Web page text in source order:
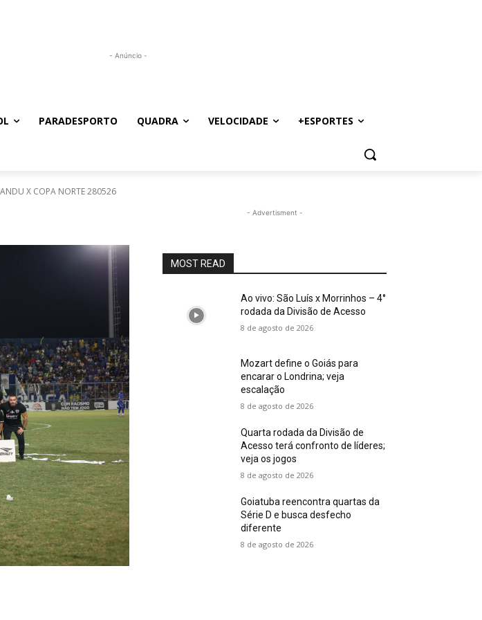
- Anúncio -
PARADESPORTO QUADRA VELOCIDADE +ESPORTES
X COPA NORTE 280526
- Advertisment -
MOST READ
Ao vivo: São Luís x Morrinhos – 4°
rodada da Divisão de Acesso
8 de agosto de 2026
Mozart define o Goiás para
encarar o Londrina; veja
escalação
8 de agosto de 2026
Quarta rodada da Divisão de
Acesso terá confronto de líderes;
veja os jogos
8 de agosto de 2026
Goiatuba reencontra quartas da
Série D e busca desfecho
diferente
8 de agosto de 2026